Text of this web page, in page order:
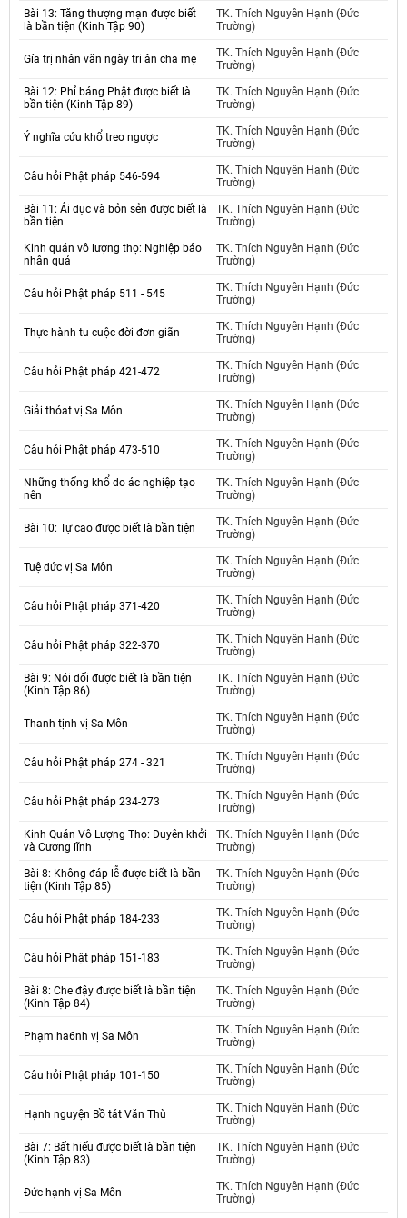
Bài 13: Tăng thượng mạn được biết
là bần tiện (Kinh Tập 90)
TK. Thích Nguyên Hạnh (Đức
Trường)
Gía trị nhân văn ngày tri ân cha mẹ
TK. Thích Nguyên Hạnh (Đức
Trường)
Bài 12: Phỉ báng Phật được biết là
bần tiện (Kinh Tập 89)
TK. Thích Nguyên Hạnh (Đức
Trường)
Ý nghĩa cứu khổ treo ngược
TK. Thích Nguyên Hạnh (Đức
Trường)
Câu hỏi Phật pháp 546-594
TK. Thích Nguyên Hạnh (Đức
Trường)
Bài 11: Ái dục và bỏn sẻn được biết là
bần tiện
TK. Thích Nguyên Hạnh (Đức
Trường)
Kinh quán vô lượng thọ: Nghiệp báo
nhân quả
TK. Thích Nguyên Hạnh (Đức
Trường)
Câu hỏi Phật pháp 511 - 545
TK. Thích Nguyên Hạnh (Đức
Trường)
Thực hành tu cuộc đời đơn giãn
TK. Thích Nguyên Hạnh (Đức
Trường)
Câu hỏi Phật pháp 421-472
TK. Thích Nguyên Hạnh (Đức
Trường)
Giải thóat vị Sa Môn
TK. Thích Nguyên Hạnh (Đức
Trường)
Câu hỏi Phật pháp 473-510
TK. Thích Nguyên Hạnh (Đức
Trường)
Những thống khổ do ác nghiệp tạo
nên
TK. Thích Nguyên Hạnh (Đức
Trường)
Bài 10: Tự cao được biết là bần tiện
TK. Thích Nguyên Hạnh (Đức
Trường)
Tuệ đức vị Sa Môn
TK. Thích Nguyên Hạnh (Đức
Trường)
Câu hỏi Phật pháp 371-420
TK. Thích Nguyên Hạnh (Đức
Trường)
Câu hỏi Phật pháp 322-370
TK. Thích Nguyên Hạnh (Đức
Trường)
Bài 9: Nói dối được biết là bần tiện
(Kinh Tập 86)
TK. Thích Nguyên Hạnh (Đức
Trường)
Thanh tịnh vị Sa Môn
TK. Thích Nguyên Hạnh (Đức
Trường)
Câu hỏi Phật pháp 274 - 321
TK. Thích Nguyên Hạnh (Đức
Trường)
Câu hỏi Phật pháp 234-273
TK. Thích Nguyên Hạnh (Đức
Trường)
Kinh Quán Vô Lượng Thọ: Duyên khởi
và Cương lĩnh
TK. Thích Nguyên Hạnh (Đức
Trường)
Bài 8: Không đáp lễ được biết là bần
tiện (Kinh Tập 85)
TK. Thích Nguyên Hạnh (Đức
Trường)
Câu hỏi Phật pháp 184-233
TK. Thích Nguyên Hạnh (Đức
Trường)
Câu hỏi Phật pháp 151-183
TK. Thích Nguyên Hạnh (Đức
Trường)
Bài 8: Che đậy được biết là bần tiện
(Kinh Tập 84)
TK. Thích Nguyên Hạnh (Đức
Trường)
Phạm ha6nh vị Sa Môn
TK. Thích Nguyên Hạnh (Đức
Trường)
Câu hỏi Phật pháp 101-150
TK. Thích Nguyên Hạnh (Đức
Trường)
Hạnh nguyện Bồ tát Văn Thù
TK. Thích Nguyên Hạnh (Đức
Trường)
Bài 7: Bất hiếu được biết là bần tiện
(Kinh Tập 83)
TK. Thích Nguyên Hạnh (Đức
Trường)
Đức hạnh vị Sa Môn
TK. Thích Nguyên Hạnh (Đức
Trường)